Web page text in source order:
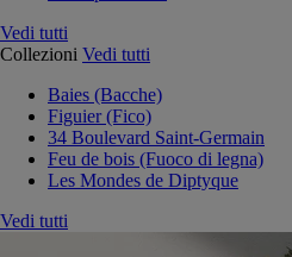
Vedi tutti
Collezioni Vedi tutti
Baies (Bacche)
Figuier (Fico)
34 Boulevard Saint-Germain
Feu de bois (Fuoco di legna)
Les Mondes de Diptyque
Vedi tutti